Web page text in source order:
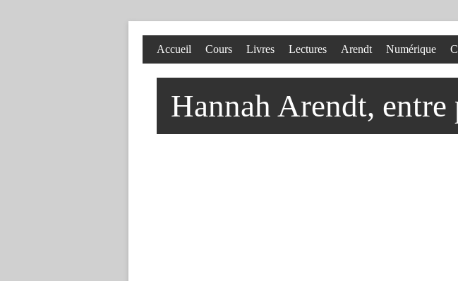
Hannah Arendt, entre
Accueil Cours Livres Lectures Arendt Numérique